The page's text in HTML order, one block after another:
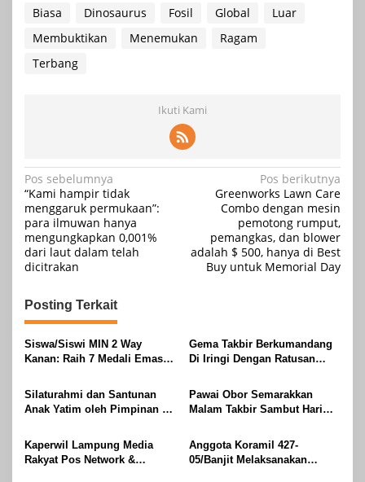
Biasa Dinosaurus Fosil Global
Luar
Membuktikan
Menemukan
Ragam
Terbang
Ikuti Kami
Navigasi
pos
Pos sebelumnya
“Kami hampir tidak
menggaruk permukaan”:
para ilmuwan hanya
mengungkapkan 0,001%
dari laut dalam telah
dicitrakan
Pos berikutnya
Greenworks Lawn Care
Combo dengan mesin
pemotong rumput,
pemangkas, dan blower
adalah $ 500, hanya di Best
Buy untuk Memorial Day
Posting Terkait
Siswa/Siswi MIN 2 Way
Kanan: Raih 7 Medali Emas
Gubernur Lampung Cup 2
Taekwondo Championship
Gema Takbir Berkumandang
Di Iringi Dengan Ratusan
Rayakan Kemenangan Idul
Fitri 1447 H
Silaturahmi dan Santunan
Anak Yatim oleh Pimpinan PT
Idul Fitri di Way Kanan
Pawai Obor Semarakkan
Malam Takbir Sambut Hari
M, Di Kampung Simpang
Asam, Kecamatan Banjit
Kaperwil Lampung Media
Rakyat Pos Network &
Anggota Koramil 427-
05/Banjit Melaksanakan